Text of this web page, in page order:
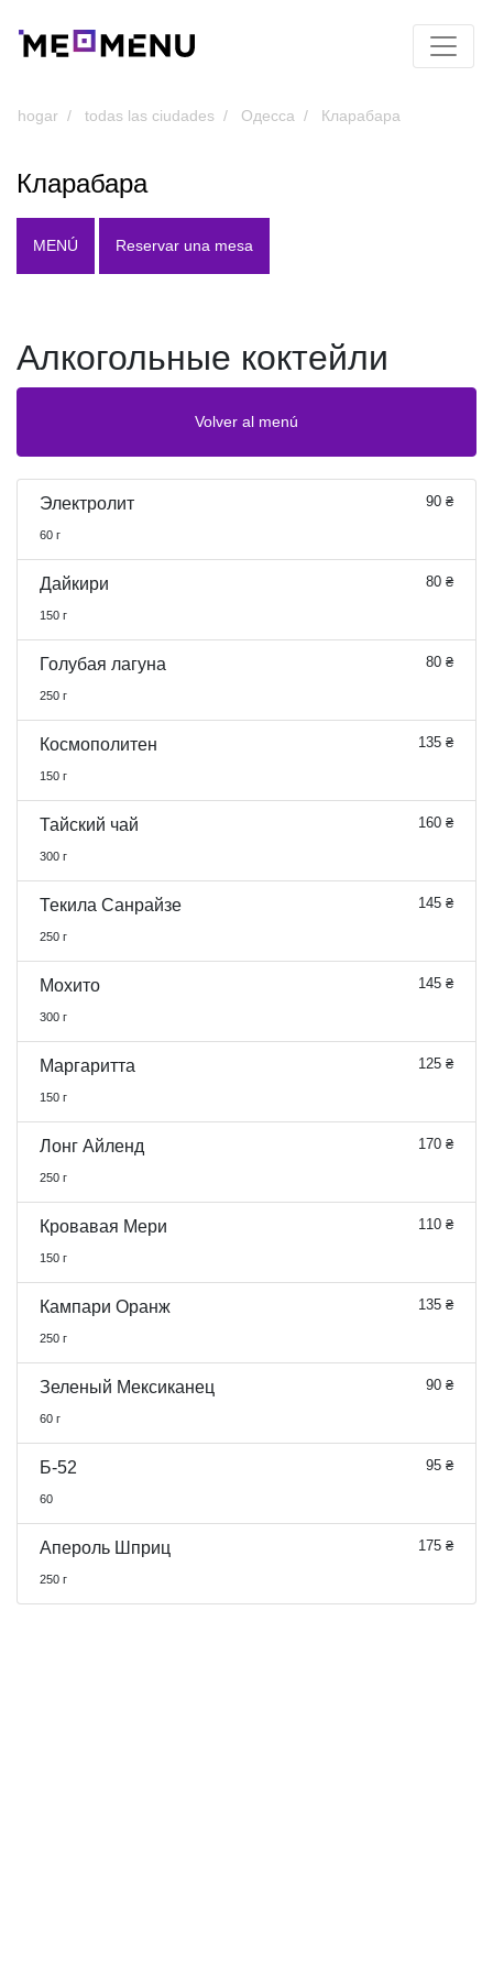
hogar todas las ciudades Одесса Кларабара
Кларабара
MENÚ Reservar una mesa
Алкогольные коктейли
Электролит 90 ₴
60 г
Дайкири 80 ₴
150 г
Голубая лагуна 80 ₴
250 г
Космoполитен 135 ₴
150 г
Тайский чай 160 ₴
300 г
Текила Санрайзе 145 ₴
250 г
Мохито 145 ₴
300 г
Маргаритта 125 ₴
150 г
Лонг Айленд 170 ₴
250 г
Кровавая Мери 110 ₴
150 г
Кампари Оранж 135 ₴
250 г
Зеленый Мексиканец 90 ₴
60 г
Б-52 95 ₴
60
Апероль Шприц 175 ₴
250 г
Volver al menú